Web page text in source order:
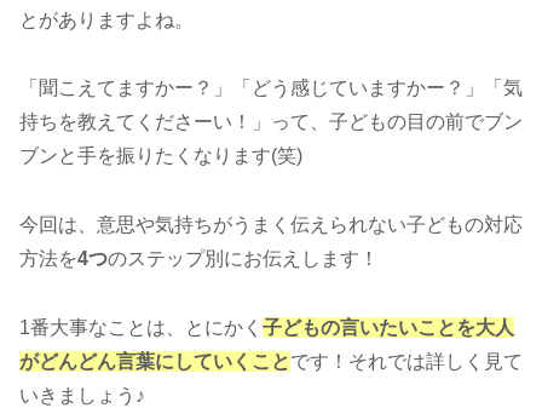
とがありますよね。
「聞こえてますかー？」「どう感じていますかー？」「気
持ちを教えてくださーい！」って、子どもの目の前でブン
ブンと手を振りたくなります(笑)
今回は、意思や気持ちがうまく伝えられない子どもの対応
方法を4つのステップ別にお伝えします！
1番大事なことは、とにかく 子どもの言いたいことを大人
がどんどん言葉にしていくことです！それでは詳しく見て
いきましょう♪